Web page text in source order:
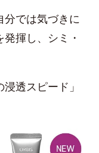
分では気づきに
揮し、シミ・
透スピード」